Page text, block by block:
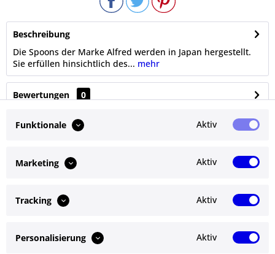
Beschreibung
Die Spoons der Marke Alfred werden in Japan hergestellt.
Sie erfüllen hinsichtlich des... mehr
Bewertungen
0
Kunden haben sich ebenfalls angesehen
Service Hotline
Funktionale Aktiv
Marketing Aktiv
Tracking Aktiv
Personalisierung Aktiv